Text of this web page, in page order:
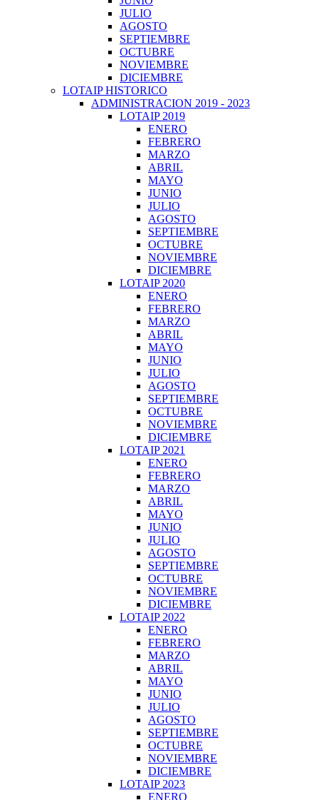
JULIO
AGOSTO
SEPTIEMBRE
OCTUBRE
NOVIEMBRE
DICIEMBRE
LOTAIP HISTORICO
ADMINISTRACION 2019 - 2023
LOTAIP 2019
ENERO
FEBRERO
MARZO
ABRIL
MAYO
JUNIO
JULIO
AGOSTO
SEPTIEMBRE
OCTUBRE
NOVIEMBRE
DICIEMBRE
LOTAIP 2020
ENERO
FEBRERO
MARZO
ABRIL
MAYO
JUNIO
JULIO
AGOSTO
SEPTIEMBRE
OCTUBRE
NOVIEMBRE
DICIEMBRE
LOTAIP 2021
ENERO
FEBRERO
MARZO
ABRIL
MAYO
JUNIO
JULIO
AGOSTO
SEPTIEMBRE
OCTUBRE
NOVIEMBRE
DICIEMBRE
LOTAIP 2022
ENERO
FEBRERO
MARZO
ABRIL
MAYO
JUNIO
JULIO
AGOSTO
SEPTIEMBRE
OCTUBRE
NOVIEMBRE
DICIEMBRE
LOTAIP 2023
ENERO